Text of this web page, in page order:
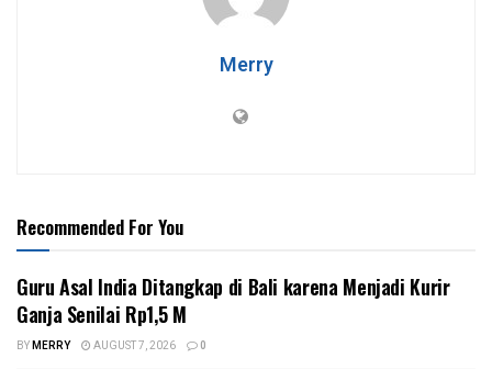
Merry
Recommended For You
Guru Asal India Ditangkap di Bali karena Menjadi Kurir
Ganja Senilai Rp1,5 M
BYMERRY AUGUST 7, 2026 0